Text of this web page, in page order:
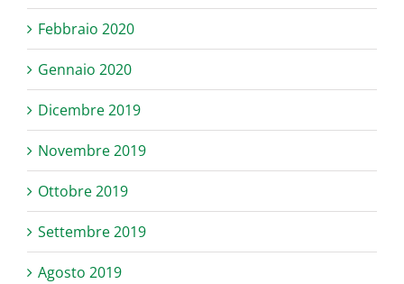
Febbraio 2020
Gennaio 2020
Dicembre 2019
Novembre 2019
Ottobre 2019
Settembre 2019
Agosto 2019